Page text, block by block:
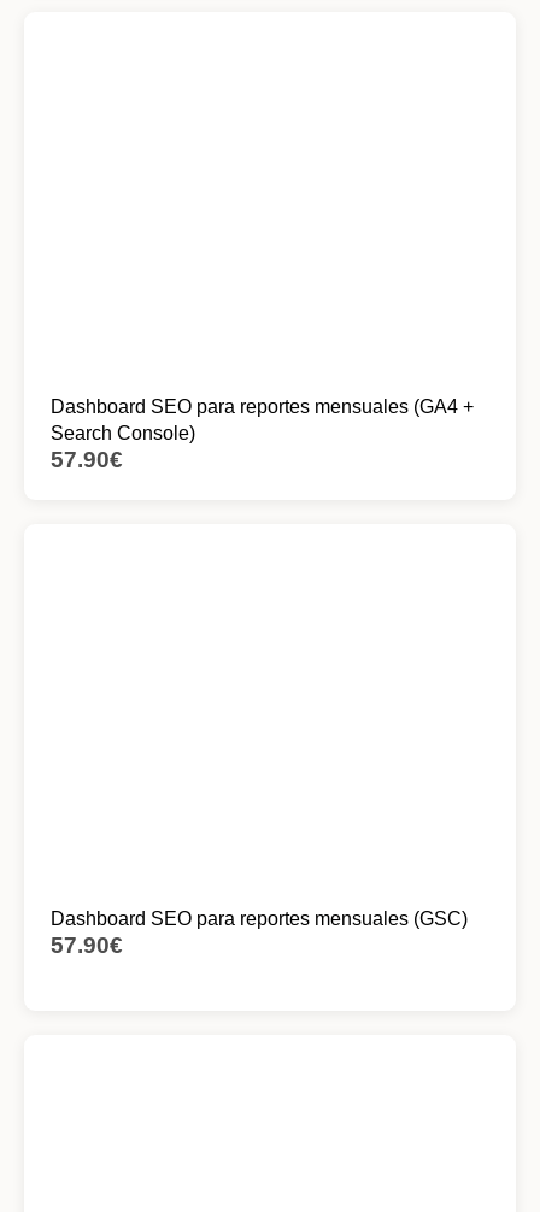
Dashboard SEO para reportes mensuales (GA4 +
Search Console)
57.90€
Dashboard SEO para reportes mensuales (GSC)
57.90€